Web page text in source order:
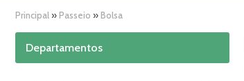
Principal»Passeio »Bolsa
Departamentos